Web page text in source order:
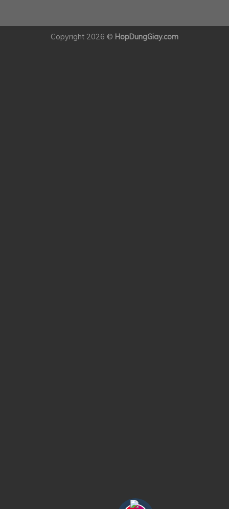
Copyright 2026 © HopDungGiay.com